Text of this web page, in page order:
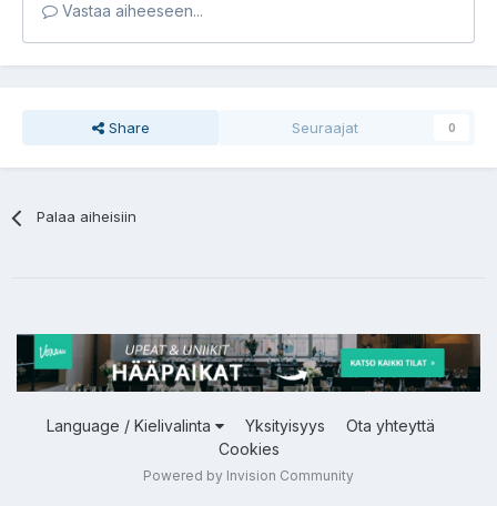
Vastaa aiheeseen...
Share Seuraajat 0
Palaa aiheisiin
Language / Kielivalinta Yksityisyys
Ota yhteyttä
Cookies
Powered by Invision Community